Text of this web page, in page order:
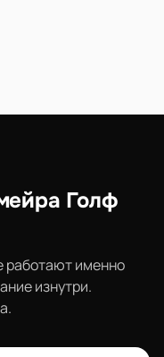
Голф
работают именно
изнутри.